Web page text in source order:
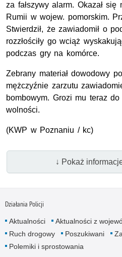
za fałszywy alarm. Okazał
Rumii w wojew. pomorskim.
Stwierdził, że zawiadomił o
rozzłościły go wciąż
podczas gry na komórce.
Zebrany materiał dowodowy
mężczyźnie zarzutu
bombowym. Grozi mu teraz
wolności.
(KWP w Poznaniu / kc)
↓ Pokaż
Działania Policji
Aktualności Aktualności z
Ruch drogowy
Poszukiwani
Polemiki i sprostowania